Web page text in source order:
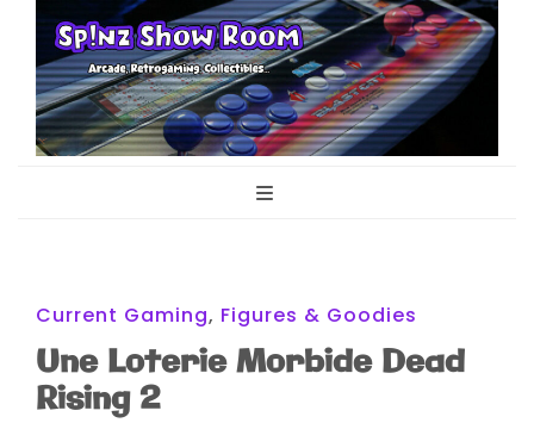
Sp!nz Show
Current Gaming, Figures & Goodies
Une Loterie Morbide Dead
Rising 2